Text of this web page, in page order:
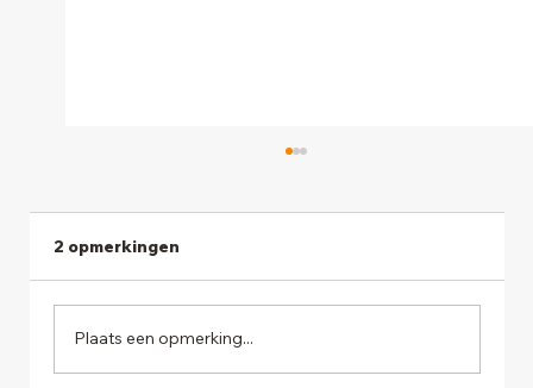
2 opmerkingen
Plaats een opmerking...